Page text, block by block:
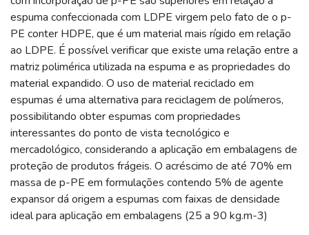
espuma confeccionada com LDPE virgem pelo fato de o p-
PE conter HDPE, que é um material mais rígido em relação
ao LDPE. É possível verificar que existe uma relação entre a
matriz polimérica utilizada na espuma e as propriedades do
material expandido. O uso de material reciclado em
espumas é uma alternativa para reciclagem de polímeros,
possibilitando obter espumas com propriedades
interessantes do ponto de vista tecnológico e
mercadológico, considerando a aplicação em embalagens de
proteção de produtos frágeis. O acréscimo de até 70% em
massa de p-PE em formulações contendo 5% de agente
expansor dá origem a espumas com faixas de densidade
ideal para aplicação em embalagens (25 a 90 kg.m-3)